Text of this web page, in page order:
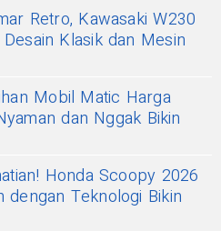
Retro, Kawasaki W230
Klasik dan Mesin
Mobil Matic Harga
dan Nggak Bikin
Honda Scoopy 2026
Teknologi Bikin